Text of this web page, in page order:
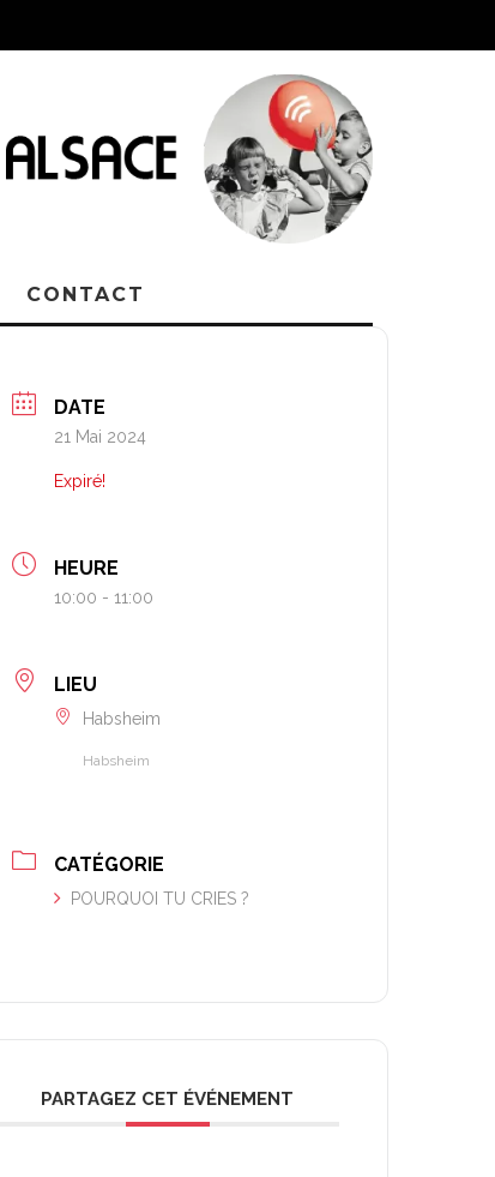
CONTACT
DATE
21 Mai 2024
Expiré!
HEURE
10:00 - 11:00
LIEU
Habsheim
Habsheim
CATÉGORIE
POURQUOI TU CRIES ?
PARTAGEZ CET ÉVÉNEMENT